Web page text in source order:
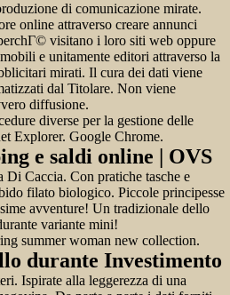
di comunicazione mirate.
online attraverso creare annunci
visitano i loro siti web oppure
e unitamente editori attraverso la
mirati. Il cura dei dati viene
dal Titolare. Non viene
diffusione.
diverse per la gestione delle
Explorer. Google Chrome.
e saldi online | OVS
Caccia. Con pratiche tasche e
filato biologico. Piccole principesse
avventure! Un tradizionale dello
variante mini!
summer woman new collection.
durante Investimento
Ispirate alla leggerezza di una